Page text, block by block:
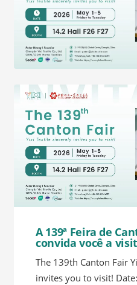
A 139ª Feira de
convida você a
The 139th Canton Fair
invites you to visit!